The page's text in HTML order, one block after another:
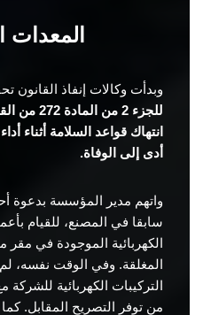
المعدات
وبدأت وكالات إنفاذ القانون
للجزء 2
انتهاك قواعد السلامة أثناء
أدى إلى الوفاة.
واتهم مدير المؤسسة بدعوة
سابقا في المصنع، للقيام
الكهربائية الموجودة في
المغلقة. وفي الوقت نفسه، لم
التركيبات الكهربائية للشركة
من توفر التصريح المقابل.